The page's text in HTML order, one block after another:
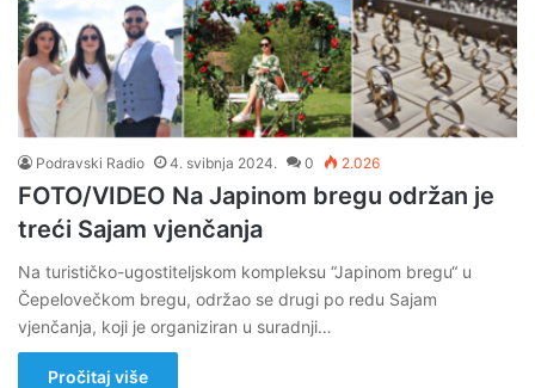
Podravski Radio 4. svibnja 2024. 0 2.026
FOTO/VIDEO Na Japinom bregu održan je
treći Sajam vjenčanja
Na turističko-ugostiteljskom kompleksu “Japinom bregu“ u
Čepelovečkom bregu, održao se drugi po redu Sajam
vjenčanja, koji je organiziran u suradnji…
Pročitaj više